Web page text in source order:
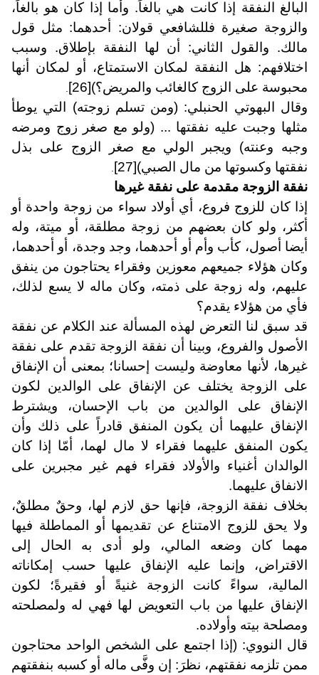
البالغ النفقة إذا كانت هي بالغاً. وأما إذا كان هو بالغاً،
والزوجة صغيرة فللشافعي قولان: أحدهما: مثل قول
مالك. والقول الثاني: أن لها النفقة بإطلاق. وسبب
اختلافهم: هل النفقة لمكان الاستمتاع، أو لمكان أنها
محبوسة على الزوج كالغائب والمريض؟)[26]
وقال البهوتي الحنبلي: (ومن تسلم زوجته) التي يوطأ
مثلها وجبت عليه نفقتها ... (ولو مع صغر زوج ومرضه
وجبه وعنته) ويجبر الولي مع صغر الزوج على بذل
نفقتها وكسوتها من مال الصبي)[27]
نفقة الزوجة مقدمة على نفقة غيرها
إذا كان للزوج فروع، أي أولاد سواء من زوجة واحدة أو
أكثر، ولو كان بعضهم من زوجة مطلقة، أو ميتة، وله
أيضا أصول، كأب وأم أو أحدهما، وجد وجدة، أو أحدهما،
وكان هؤلاء جميعهم معوزين وفقراء يحتاجون من ينفق
عليهم، وله زوجة على ذمته، وكان ماله لا يسع لذلك،
فأي من هؤلاء يقدم؟
قد سبق لنا التعرض لهذه المسألة عند الكلام عن نفقة
الأصول والفروع، وبينا أن نفقة الزوجة تقدم على نفقة
غيرها، لأنها معاوضة وليست إحسانا؛ بمعنى أن الإنفاق
على الزوجة يختلف عن الإنفاق على الوالدين لكون
الإنفاق على الوالدين من باب الإحسان، ويشترط
الإنفاق عليهما أن يكون المنفق قادراً على ذلك وأن
يكون المنفق عليهما فقراء لا مال لهما، أمّا إذا كان
الوالدان أغنياء والأولاد فقراء فهم غير مجبرين على
الانفاق عليهما.
بخلاف نفقة الزوجة، فإنها حق لازم لها، وحقٌ مطلقٌ،
ولا يحق للزوج الامتناع عن تقديمها أو المماطلة فيها
مهما كان وضعه المالي، ولو أدى به الحال إلى
الاقتراض، وإنما عليه الإنفاق عليها حسب إمكاناته
المالية، سواءً كانت الزوجة غنيةً أو فقيرةً؛ لكون
الإنفاق عليها من باب التعويض لها فهي له ولمصلحته
ومصلحة بيته وأولاده.
قال النووي: (إذا اجتمع على الشخص الواحد محتاجون
ممن تلزمه نفقتهم، نظرَ: إن وفَّى ماله أو كسبه بنفقتهم